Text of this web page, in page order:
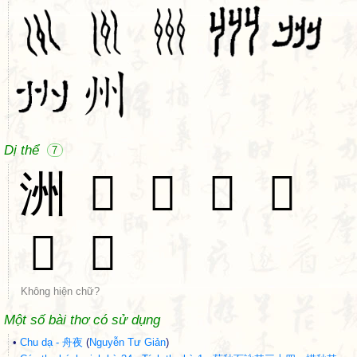
Dị thể 7
洲 𠂗 𠃕 𠄓
𠚴
𠛏
𣧓
Không hiện chữ?
Một số bài thơ có sử dụng
• Chu dạ - 舟夜 (Nguyễn Tư Giản)